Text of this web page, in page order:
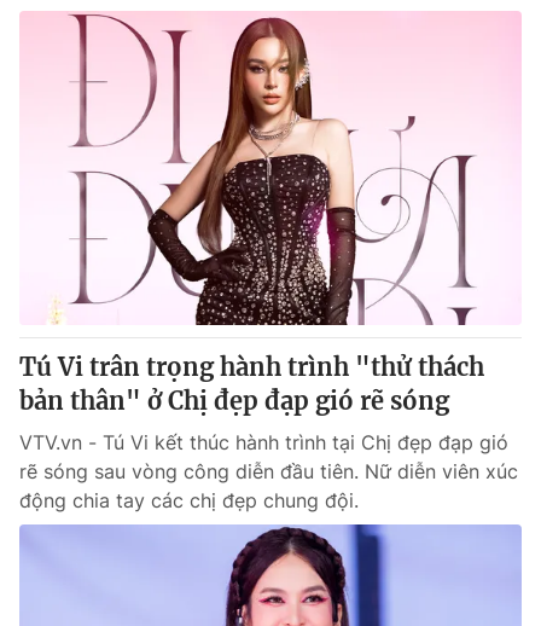
Tú Vi trân trọng hành trình "thử thách
bản thân" ở Chị đẹp đạp gió rẽ sóng
VTV.vn - Tú Vi kết thúc hành trình tại Chị đẹp đạp gió
rẽ sóng sau vòng công diễn đầu tiên. Nữ diễn viên xúc
động chia tay các chị đẹp chung đội.